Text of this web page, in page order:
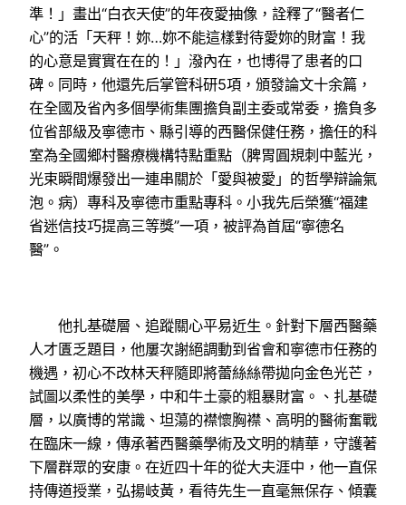
準！」畫出“白衣天使”的年夜愛抽像，詮釋了“醫者仁
心”的活「天秤！妳…妳不能這樣對待愛妳的財富！我
的心意是實實在在的！」潑內在，也博得了患者的口
碑。同時，他還先后掌管科研5項，頒發論文十余篇，
在全國及省內多個學術集團擔負副主委或常委，擔負多
位省部級及寧德市、縣引導的西醫保健任務，擔任的科
室為全國鄉村醫療機構特點重點（脾胃圓規刺中藍光，
光束瞬間爆發出一連串關於「愛與被愛」的哲學辯論氣
泡。病）專科及寧德市重點專科。小我先后榮獲“福建
省迷信技巧提高三等獎”一項，被評為首屆“寧德名
醫”。
他扎基礎層、追蹤關心平易近生。針對下層西醫藥
人才匱乏題目，他屢次謝絕調動到省會和寧德市任務的
機遇，初心不改林天秤隨即將蕾絲絲帶拋向金色光芒，
試圖以柔性的美學，中和牛土豪的粗暴財富。、扎基礎
層，以廣博的常識、坦蕩的襟懷胸襟、高明的醫術奮戰
在臨床一線，傳承著西醫藥學術及文明的精華，守護著
下層群眾的安康。在近四十年的從大夫涯中，他一直保
持傳道授業，弘揚岐黃，看待先生一直毫無保存、傾囊